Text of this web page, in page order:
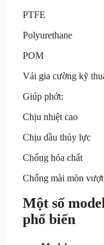
PTFE
Polyurethane
POM
Vải gia cường kỹ
Giúp phớt:
Chịu nhiệt cao
Chịu dầu thủy lực
Chống hóa chất
Chống mài mòn
Một số
phổ biến